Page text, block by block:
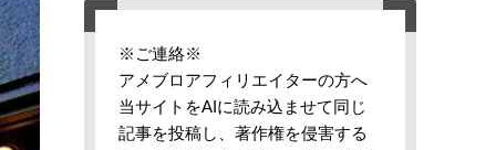
※ご連絡※
アメブロアフィリエイターの方へ
当サイトをAIに読み込ませて同じ
記事を投稿し、著作権を侵害する